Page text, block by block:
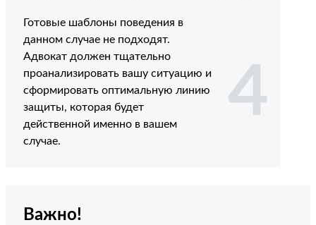
Готовые шаблоны поведения в
данном случае не подходят.
Адвокат должен тщательно
проанализировать вашу ситуацию и
сформировать оптимальную линию
защиты, которая будет
действенной именно в вашем
случае.
4
Важно!